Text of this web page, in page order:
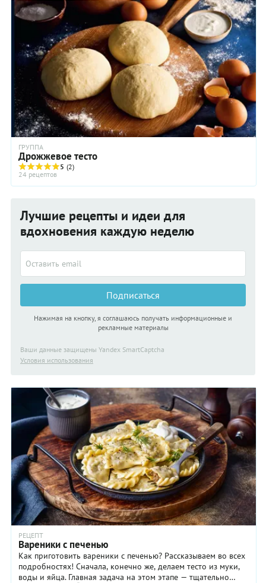
ГРУППА
Дрожжевое тесто
5 (2)
24 рецептов
Лучшие рецепты и идеи для
вдохновения каждую неделю
Подписаться
Нажимая на кнопку, я соглашаюсь получать информационные и
рекламные материалы
Ваши данные защищены Yandex SmartCaptcha
Условия использования
РЕЦЕПТ
Вареники с печенью
Как приготовить вареники с печенью? Рассказываем во всех
подробностях! Сначала, конечно же, делаем тесто из муки,
воды и яйца. Главная задача на этом этапе — тщательно